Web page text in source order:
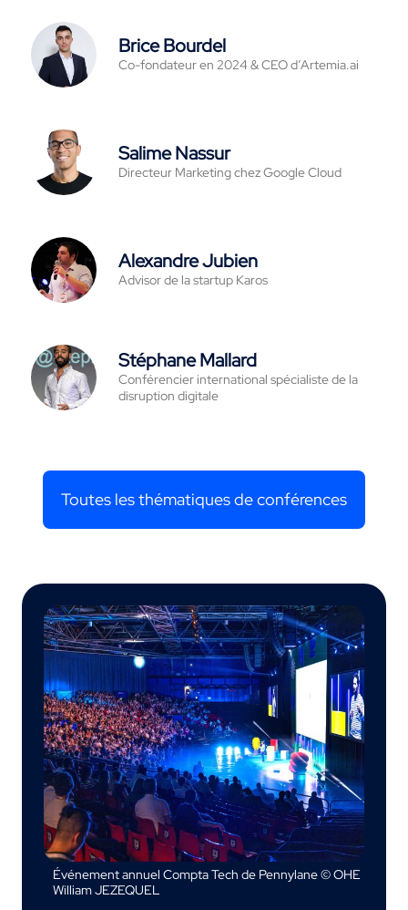
Brice Bourdel
Co-fondateur en 2024 & CEO d’Artemia.ai
Salime Nassur
Directeur Marketing chez Google Cloud
Alexandre Jubien
Advisor de la startup Karos
Stéphane Mallard
Conférencier international spécialiste de la
disruption digitale
Toutes les thématiques de conférences
Événement annuel Compta Tech de Pennylane © OHE
William JEZEQUEL